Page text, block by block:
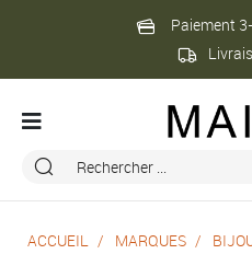
Paiement
ACCUEIL MARQUES